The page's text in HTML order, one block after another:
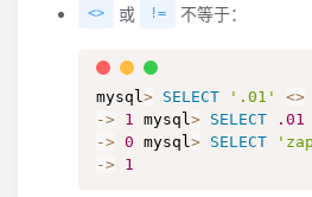
<> 或 != 不等于：
mysql> SELECT '.01' <>
-> 1 mysql> SELECT .01
-> 0 mysql> SELECT
-> 1